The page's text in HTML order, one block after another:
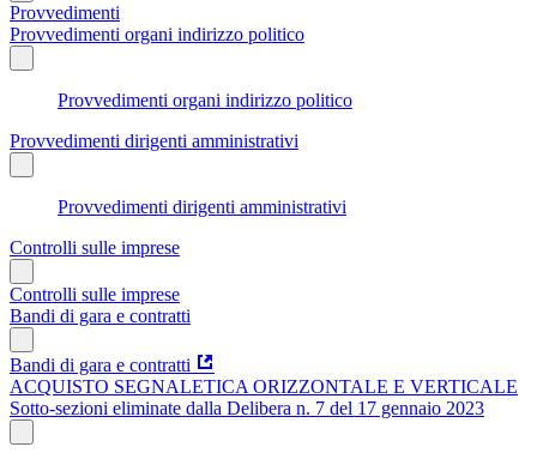
Provvedimenti
Provvedimenti organi indirizzo politico
Provvedimenti organi indirizzo politico
Provvedimenti dirigenti amministrativi
Provvedimenti dirigenti amministrativi
Controlli sulle imprese
Controlli sulle imprese
Bandi di gara e contratti
Bandi di gara e contratti
ACQUISTO SEGNALETICA ORIZZONTALE E VERTICALE
Sotto-sezioni eliminate dalla Delibera n. 7 del 17 gennaio 2023